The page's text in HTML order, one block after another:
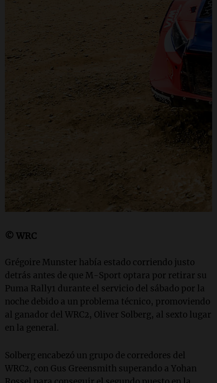
© WRC
Grégoire Munster había estado corriendo justo
detrás antes de que M-Sport optara por retirar su
Puma Rally1 durante el servicio del sábado por la
noche debido a un problema técnico, promoviendo
al ganador del WRC2, Oliver Solberg, al sexto lugar
en la general.
Solberg encabezó un grupo de corredores del
WRC2, con Gus Greensmith superando a Yohan